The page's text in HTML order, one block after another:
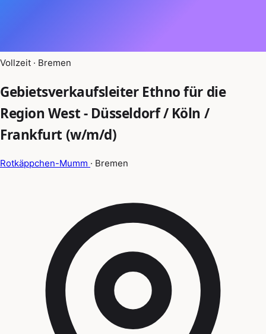
Vollzeit · Bremen
Gebietsverkaufsleiter Ethno für die
Region West - Düsseldorf / Köln /
Frankfurt (w/m/d)
Rotkäppchen-Mumm · Bremen